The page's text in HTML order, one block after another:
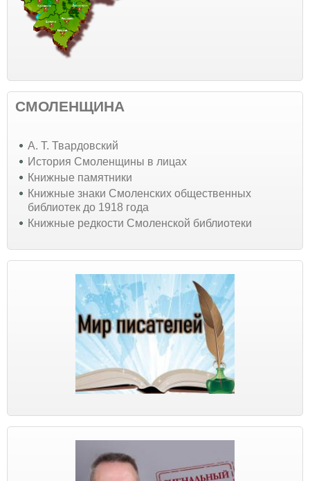
СМОЛЕНЩИНА
А. Т. Твардовский
История Смоленщины в лицах
Книжные памятники
Книжные знаки Смоленских общественных
библиотек до 1918 года
Книжные редкости Смоленской библиотеки